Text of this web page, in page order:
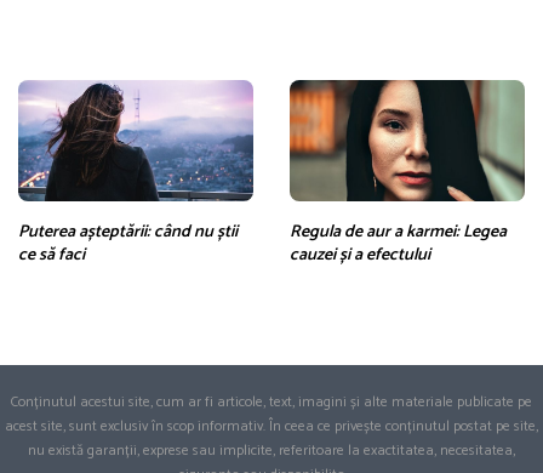
Puterea așteptării: când nu știi
ce să faci
Regula de aur a karmei: Legea
cauzei și a efectului
Conținutul acestui site, cum ar fi articole, text, imagini și alte materiale publicate pe
acest site, sunt exclusiv în scop informativ. În ceea ce privește conținutul postat pe site,
nu există garanții, exprese sau implicite, referitoare la exactitatea, necesitatea,